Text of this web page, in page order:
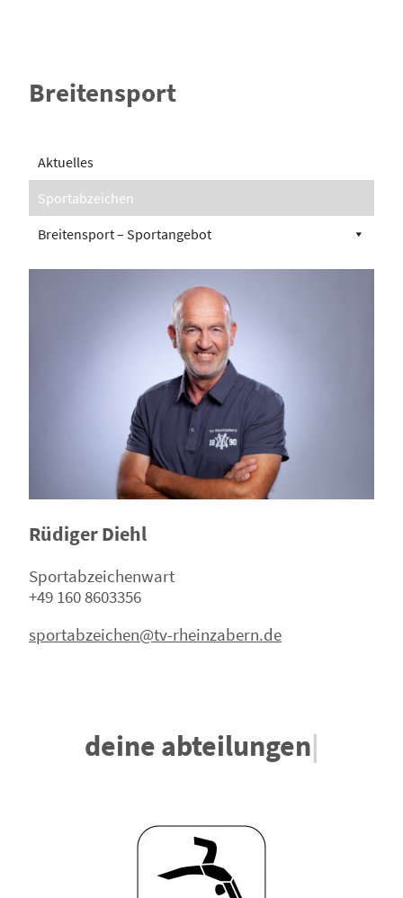
Breitensport
Aktuelles
Sportabzeichen
Breitensport – Sportangebot
Rüdiger Diehl
Sportabzeichenwart
+49 160 8603356
sportabzeichen@tv-rheinzabern.de
deine abteilungen|